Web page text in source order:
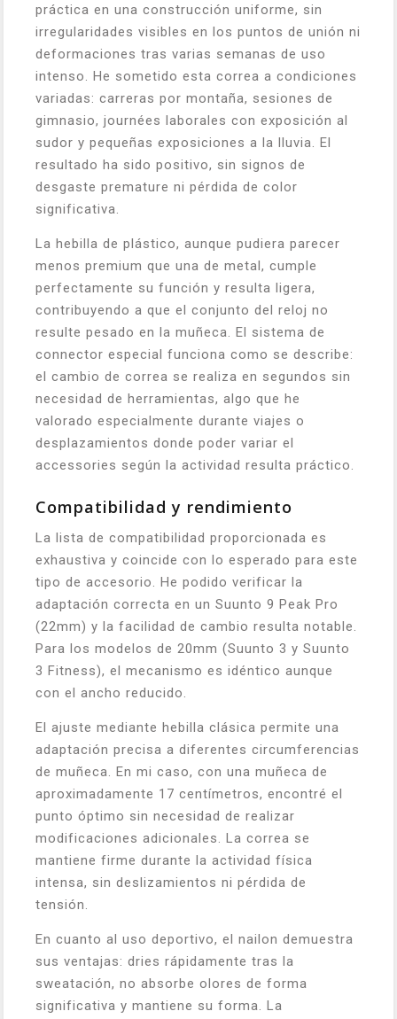
práctica en una construcción uniforme, sin
irregularidades visibles en los puntos de unión ni
deformaciones tras varias semanas de uso
intenso. He sometido esta correa a condiciones
variadas: carreras por montaña, sesiones de
gimnasio, journées laborales con exposición al
sudor y pequeñas exposiciones a la lluvia. El
resultado ha sido positivo, sin signos de
desgaste premature ni pérdida de color
significativa.
La hebilla de plástico, aunque pudiera parecer
menos premium que una de metal, cumple
perfectamente su función y resulta ligera,
contribuyendo a que el conjunto del reloj no
resulte pesado en la muñeca. El sistema de
connector especial funciona como se describe:
el cambio de correa se realiza en segundos sin
necesidad de herramientas, algo que he
valorado especialmente durante viajes o
desplazamientos donde poder variar el
accessories según la actividad resulta práctico.
Compatibilidad y rendimiento
La lista de compatibilidad proporcionada es
exhaustiva y coincide con lo esperado para este
tipo de accesorio. He podido verificar la
adaptación correcta en un Suunto 9 Peak Pro
(22mm) y la facilidad de cambio resulta notable.
Para los modelos de 20mm (Suunto 3 y Suunto
3 Fitness), el mecanismo es idéntico aunque
con el ancho reducido.
El ajuste mediante hebilla clásica permite una
adaptación precisa a diferentes circumferencias
de muñeca. En mi caso, con una muñeca de
aproximadamente 17 centímetros, encontré el
punto óptimo sin necesidad de realizar
modificaciones adicionales. La correa se
mantiene firme durante la actividad física
intensa, sin deslizamientos ni pérdida de
tensión.
En cuanto al uso deportivo, el nailon demuestra
sus ventajas: dries rápidamente tras la
sweatación, no absorbe olores de forma
significativa y mantiene su forma. La